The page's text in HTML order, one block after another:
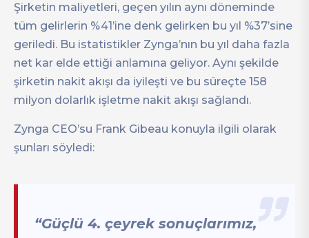
Şirketin maliyetleri, geçen yılın aynı döneminde
tüm gelirlerin %41’ine denk gelirken bu yıl %37’sine
geriledi. Bu istatistikler Zynga’nın bu yıl daha fazla
net kar elde ettiği anlamına geliyor. Aynı şekilde
şirketin nakit akışı da iyileşti ve bu süreçte 158
milyon dolarlık işletme nakit akışı sağlandı.
Zynga CEO’su Frank Gibeau konuyla ilgili olarak
şunları söyledi:
“Güçlü 4. çeyrek sonuçlarımız,